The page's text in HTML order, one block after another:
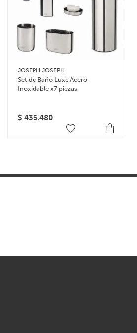
JOSEPH JOSEPH
Set de Baño Luxe Acero
Inoxidable x7 piezas
$ 436.480